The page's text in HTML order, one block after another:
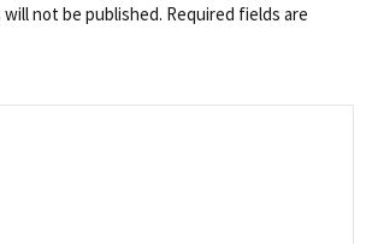
will not be published. Required fields are